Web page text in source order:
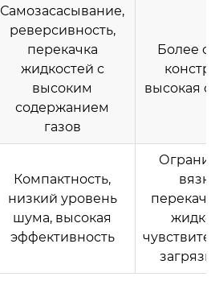
Самозасасывание,
реверсивность,
перекачка
жидкостей с
высоким
содержанием
газов
Более
высокая
Компактность,
низкий уровень
шума, высокая
эффективность